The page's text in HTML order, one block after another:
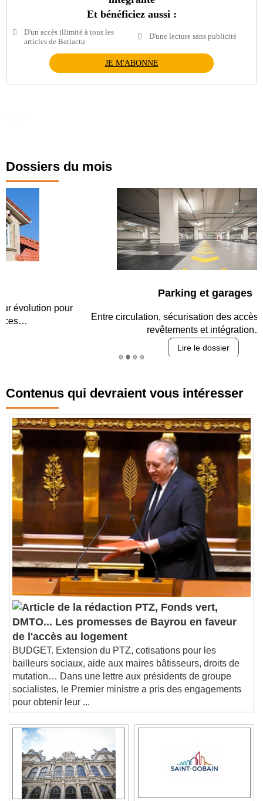
Et bénéficiez aussi :
D'un accès illimité à tous les
articles de Batiactu
D'une lecture sans publicité
JE M'ABONNE
Dossiers du mois
Parking et garages
Entre circulation, sécurisation des accès, durabilité des
revêtements et intégration…
Contenus qui devraient vous intéresser
PTZ, Fonds vert,
DMTO... Les promesses de Bayrou en faveur
de l'accès au logement
BUDGET. Extension du PTZ, cotisations pour les
bailleurs sociaux, aide aux maires bâtisseurs, droits de
mutation… Dans une lettre aux présidents de groupe
socialistes, le Premier ministre a pris des engagements
pour obtenir leur ...